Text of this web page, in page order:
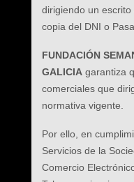
dirigiendo un
copia del DNI o
FUNDACIÓN
GALICIAgarantiza
comerciales que
normativa vigente.
Por ello, en
Servicios de la
Comercio